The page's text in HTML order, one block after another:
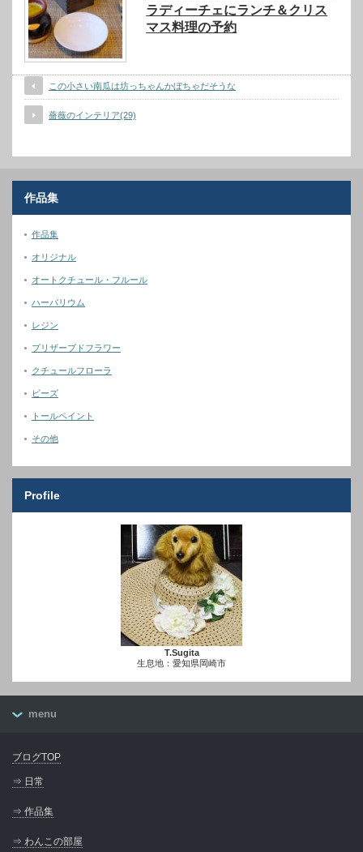
ラディーチェにランチ＆クリス
マス料理の予約
この小さい南瓜は坊っちゃんかぼちゃだそうな
薔薇のインテリア(29)
作品集
作品集
オリジナル
オートクチュール・フルール
ハーバリウム
レジン
プリザーブドフラワー
クチュールフローラ
ビーズ
トールペイント
その他
Profile
T.Sugita
生息地：愛知県岡崎市
menu
ブログTOP
⇒ 日常
⇒ 作品集
⇒ わんこの部屋